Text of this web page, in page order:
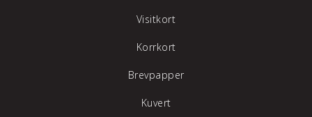
Visitkort
Korrkort
Brevpapper
Kuvert